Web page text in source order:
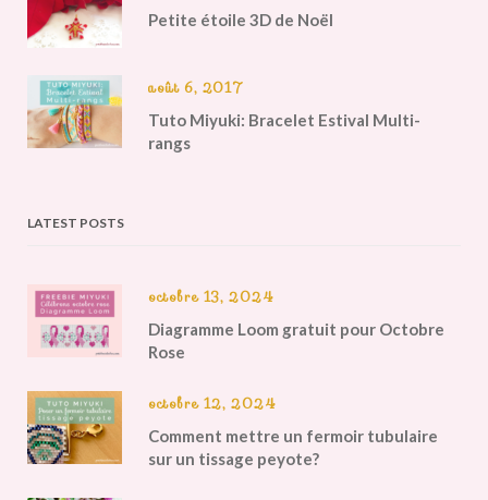
Petite étoile 3D de Noël
août 6, 2017
Tuto Miyuki: Bracelet Estival Multi-
rangs
LATEST POSTS
octobre 13, 2024
Diagramme Loom gratuit pour Octobre
Rose
octobre 12, 2024
Comment mettre un fermoir tubulaire
sur un tissage peyote?